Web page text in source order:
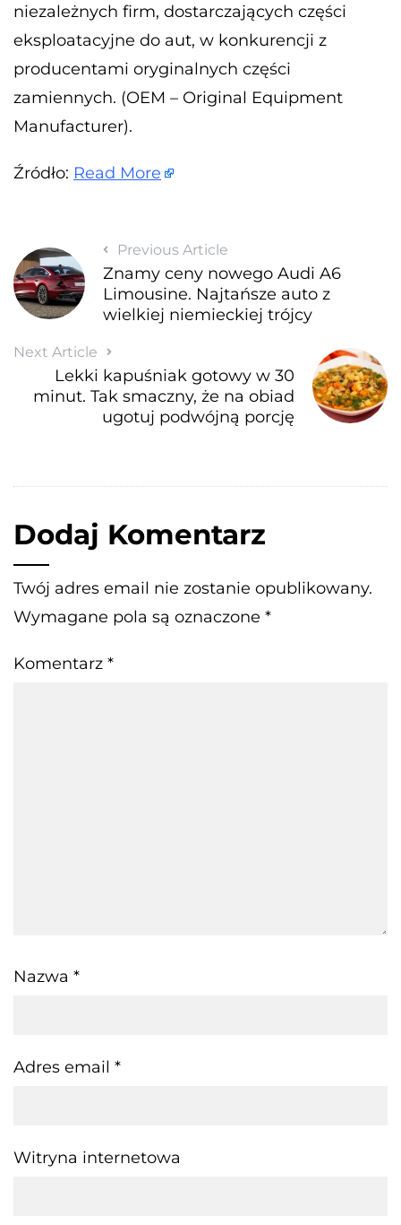
niezależnych firm, dostarczających części
eksploatacyjne do aut, w konkurencji z
producentami oryginalnych części
zamiennych. (OEM – Original Equipment
Manufacturer).
Źródło: Read More
Previous Article
Znamy ceny nowego Audi A6
Limousine. Najtańsze auto z
wielkiej niemieckiej trójcy
Next Article
Lekki kapuśniak gotowy w 30
minut. Tak smaczny, że na obiad
ugotuj podwójną porcję
Dodaj Komentarz
Twój adres email nie zostanie opublikowany.
Wymagane pola są oznaczone *
Komentarz *
Nazwa *
Adres email *
Witryna internetowa